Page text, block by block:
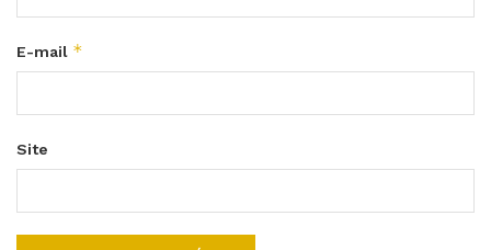
E-mail *
Site